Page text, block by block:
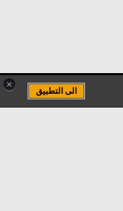
×
الى التطبيق